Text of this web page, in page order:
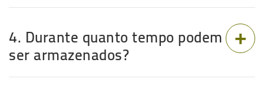
4. Durante quanto tempo podem
ser armazenados?